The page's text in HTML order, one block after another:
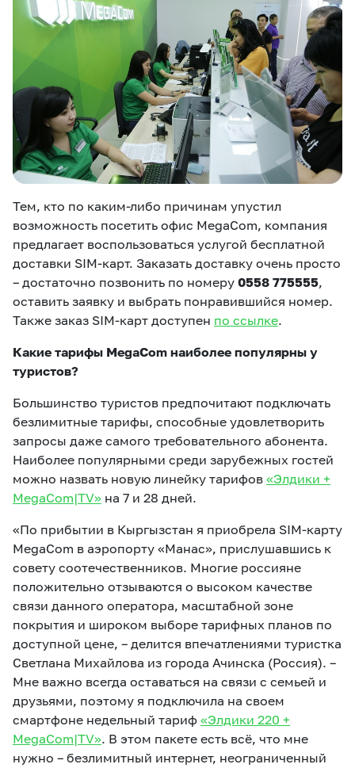
Тем, кто по каким-либо причинам упустил
возможность посетить офис MegaCom, компания
предлагает воспользоваться услугой бесплатной
доставки SIM-карт. Заказать доставку очень просто
– достаточно позвонить по номеру 0558 775555,
оставить заявку и выбрать понравившийся номер.
Также заказ SIM-карт доступен по ссылке.
Какие тарифы MegaCom наиболее популярны у
туристов?
Большинство туристов предпочитают подключать
безлимитные тарифы, способные удовлетворить
запросы даже самого требовательного абонента.
Наиболее популярными среди зарубежных гостей
можно назвать новую линейку тарифов «Элдики +
MegaCom|TV» на 7 и 28 дней.
«По прибытии в Кыргызстан я приобрела SIM-карту
MegaCom в аэропорту «Манас», прислушавшись к
совету соотечественников. Многие россияне
положительно отзываются о высоком качестве
связи данного оператора, масштабной зоне
покрытия и широком выборе тарифных планов по
доступной цене, – делится впечатлениями туристка
Светлана Михайлова из города Ачинска (Россия). –
Мне важно всегда оставаться на связи с семьей и
друзьями, поэтому я подключила на своем
смартфоне недельный тариф «Элдики 220 +
MegaCom|TV». В этом пакете есть всё, что мне
нужно – безлимитный интернет, неограниченный